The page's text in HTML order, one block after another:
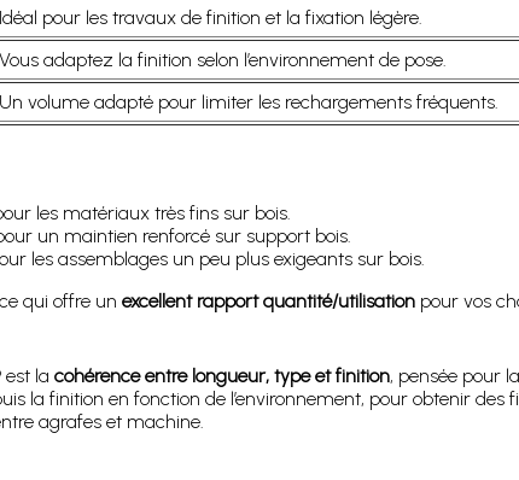
Idéal pour les travaux de finition et la fixation légère.
Vous adaptez la finition selon l’environnement de pose.
Un volume adapté pour limiter les rechargements fréquents.
les matériaux très fins sur bois.
un maintien renforcé sur support bois.
les assemblages un peu plus exigeants sur bois.
qui offre un excellent rapport quantité/utilisationpour vos
la cohérence entre longueur, type et finition, pensée pour
la finition en fonction de l’environnement, pour obtenir des
agrafes et machine.